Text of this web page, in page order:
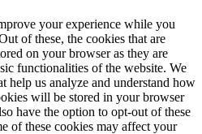
your experience while you
of these, the cookies that are
on your browser as they are
functionalities of the website. We
help us analyze and understand how
will be stored in your browser
have the option to opt-out of these
of these cookies may affect your